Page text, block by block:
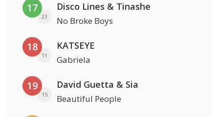
17
23
Disco Lines & Tinashe
No Broke Boys
18
11
KATSEYE
Gabriela
19
15
David Guetta & Sia
Beautiful People